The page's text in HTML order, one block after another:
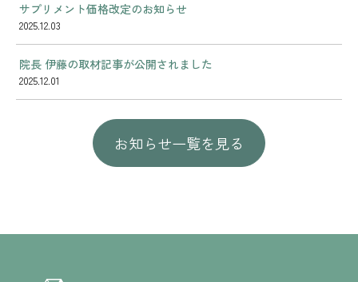
2025.12.03
サプリメント価格改定のお知らせ
2025.12.01
院長 伊藤の取材記事が公開されました
お知らせ一覧を見る